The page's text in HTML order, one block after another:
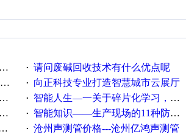
· 请问废碱回收技术有什么优点呢
· 向正科技专业打造智慧城市云展厅
· 智能人生—一关于碎片化学习，看这一篇就够了！
· 智能知识——生产现场的11种防错！(1)
· 沧州声测管价格---沧州亿鸿声测管​